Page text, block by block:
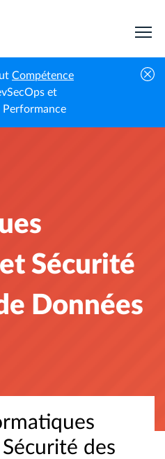
Compétence
et
Performance
Informatiques Courantes et
des Bases de Données
Sécurité
Données
des